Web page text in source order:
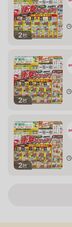
2枚
2枚
2枚